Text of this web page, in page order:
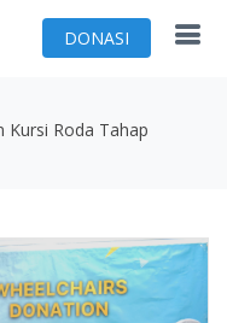
DONASI
Kursi Roda Tahap